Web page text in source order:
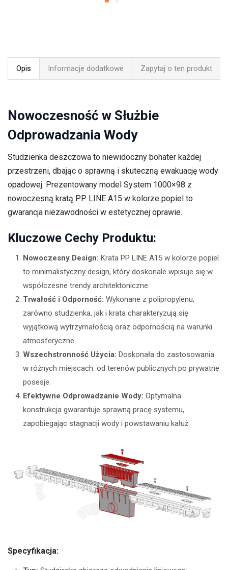
Opis Informacje dodatkowe Zapytaj o ten produkt
Nowoczesność w Służbie
Odprowadzania Wody
Studzienka deszczowa to niewidoczny bohater każdej
przestrzeni, dbając o sprawną i skuteczną ewakuację wody
opadowej. Prezentowany model System 1000×98 z
nowoczesną kratą PP LINE A15 w kolorze popiel to
gwarancja niezawodności w estetycznej oprawie.
Kluczowe Cechy Produktu:
Nowoczesny Design: Krata PP LINE A15 w kolorze popiel
to minimalistyczny design, który doskonale wpisuje się w
współczesne trendy architektoniczne.
Trwałość i Odporność: Wykonane z polipropylenu,
zarówno studzienka, jak i krata charakteryzują się
wyjątkową wytrzymałością oraz odpornością na warunki
atmosferyczne.
Wszechstronność Użycia: Doskonała do zastosowania
w różnych miejscach: od terenów publicznych po prywatne
posesje.
Efektywne Odprowadzanie Wody: Optymalna
konstrukcja gwarantuje sprawną pracę systemu,
zapobiegając stagnacji wody i powstawaniu kałuż.
Specyfikacja: